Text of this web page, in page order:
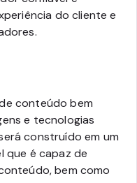
do cliente e
conteúdo bem
e tecnologias
construído em um
que é capaz de
bem como